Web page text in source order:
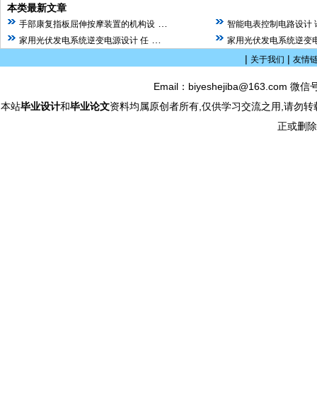
本类最新文章
手部康复指板屈伸按摩装置的机构设
智能电表控制电路设计
家用光伏发电系统逆变电源设计 任
家用光伏发电系统逆变
| 关于我们 | 友情
Email：biyeshejiba@163.com 微
本站毕业设计和毕业论文资料均属原创者所有,仅供学习交流之用,请勿
正或删